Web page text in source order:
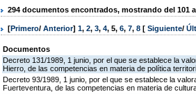
294 documentos encontrados, mostrando del 101
[Primero/ Anterior] 1, 2, 3, 4, 5, 6, 7, 8 [ Siguiente/
Documentos
Decreto 131/1989, 1 junio, por el que se establece la
Hierro, de las competencias en materia de política
Decreto 93/1989, 1 junio, por el que se establece la
Fuerteventura, de las competencias en materia de